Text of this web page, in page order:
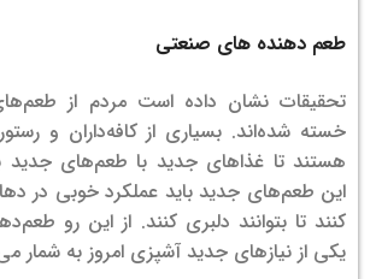
طعم دهنده های صنعتی
تحقیقات نشان داده است مردم از
خسته شده‌اند. بسیاری از کافه‌داران و
هستند تا غذاهای جدید با طعم‌های جدید
این طعم‌های جدید باید عملکرد خوبی در
کنند تا بتوانند دلبری کنند. از این رو
یکی از نیازهای جدید آشپزی امروز به شمار